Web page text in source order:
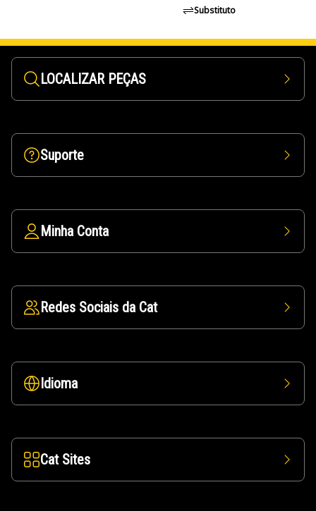
Substituto
LOCALIZAR PEÇAS
Suporte
Minha Conta
Redes Sociais da Cat
Idioma
Cat Sites